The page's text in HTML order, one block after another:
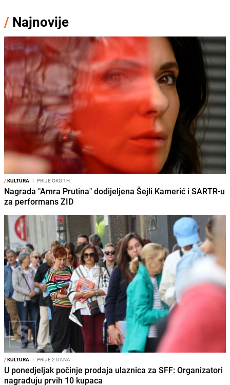
/ Najnovije
/KULTURA I PRIJE OKO 1H
Nagrada "Amra Prutina" dodijeljena Šejli Kamerić i SARTR-u
za performans ZID
/KULTURA I PRIJE 2 DANA
U ponedjeljak počinje prodaja ulaznica za SFF: Organizatori
nagrađuju prvih 10 kupaca